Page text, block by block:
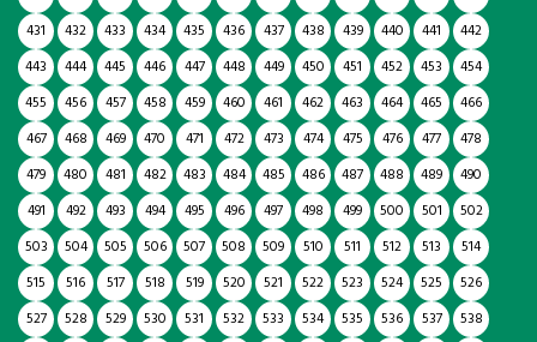
431
432 433 434 435 436 437 438 439 440 441
442
443
444 445 446 447 448 449 450 451 452 453
454
455
456 457 458 459 460 461 462 463 464 465
466
467
468 469 470 471 472 473 474 475 476 477
478
479
480 481 482 483 484 485 486 487 488 489
490
491
492 493 494 495 496 497 498 499 500 501
502
503
504 505 506 507 508 509 510 511 512 513
514
515
516 517 518 519 520 521 522 523 524 525
526
527
528 529 530 531 532 533 534 535 536 537
538